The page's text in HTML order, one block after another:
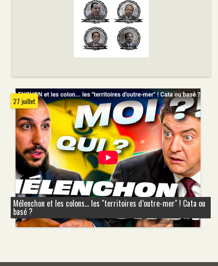
27 juillet
Mélenchon et les colons... les "territoires d’outre-mer" ! Cata ou
basé ?